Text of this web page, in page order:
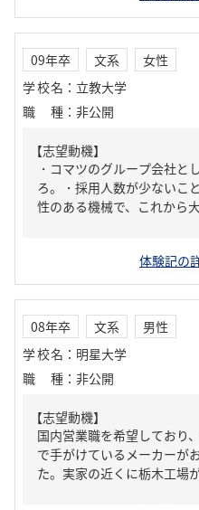
09年卒 文系
女性
学校名 ： 立教大学
職種 ： 非公開
【志望動機】
・コマツのグループ会社と
ろ。・採用人数が少ないこ
性のある機械で、これから
体験記の
08年卒 文系
男性
学校名 ： 明星大学
職種 ： 非公開
【志望動機】
国内営業職を希望しており
で手がけているメーカーが
た。実家の近くに栃木工場